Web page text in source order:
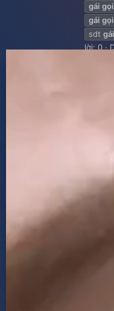
gái gọi
gái gọi
sdt gái
lời: 0